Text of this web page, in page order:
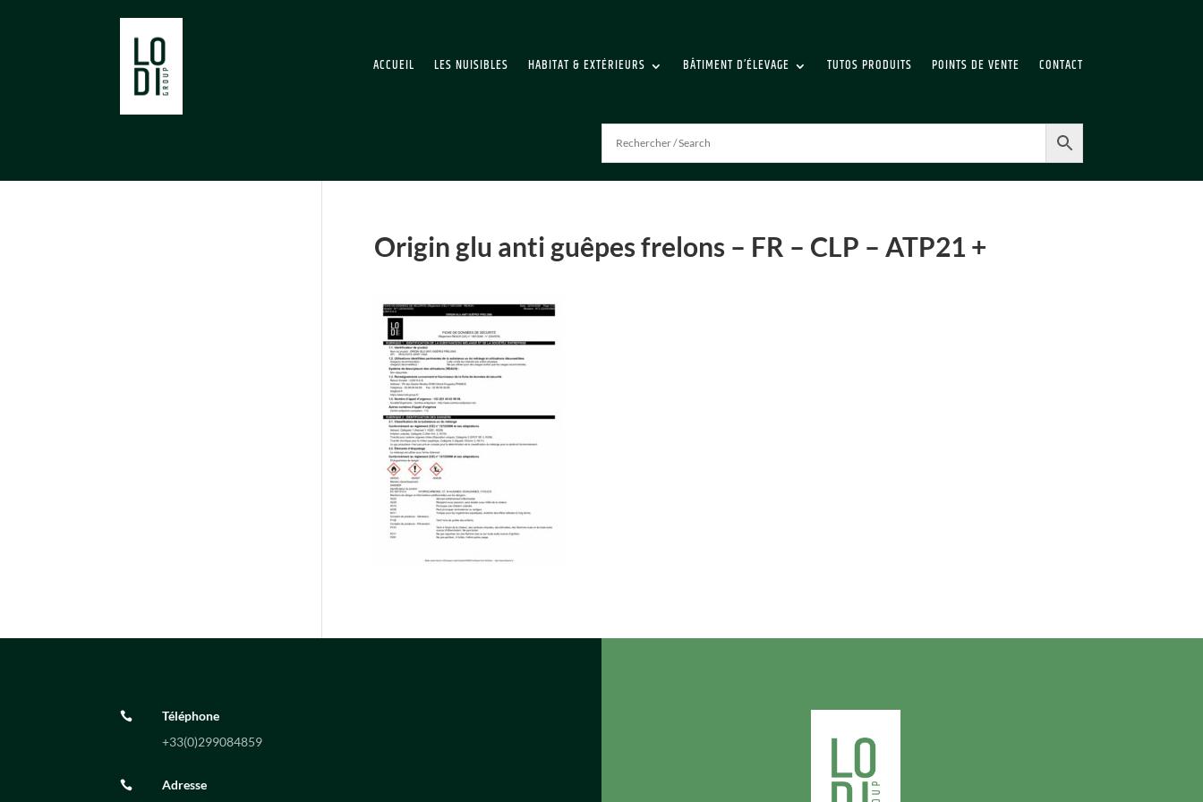
ACCUEIL LES NUISIBLES HABITAT & EXTÉRIEURS BÂTIMENT D’ÉLEVAGE TUTOS PRODUITS POINTS DE VENTE CONTACT
Origin glu anti guêpes frelons – FR – CLP – ATP21 +

Téléphone
+33(0)299084859
 Adresse